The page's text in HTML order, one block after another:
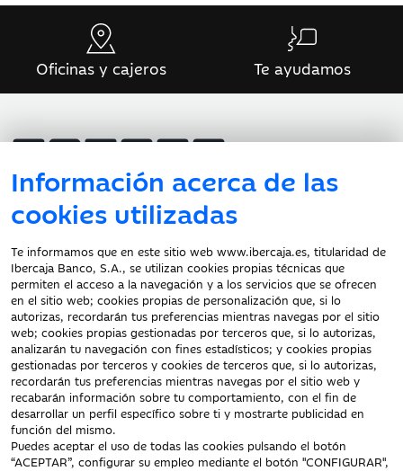
Información acerca de las
cookies utilizadas
Te informamos que en este sitio web www.ibercaja.es, titularidad de
Ibercaja Banco, S.A., se utilizan cookies propias técnicas que
permiten el acceso a la navegación y a los servicios que se ofrecen
en el sitio web; cookies propias de personalización que, si lo
autorizas, recordarán tus preferencias mientras navegas por el sitio
web; cookies propias gestionadas por terceros que, si lo autorizas,
analizarán tu navegación con fines estadísticos; y cookies propias
gestionadas por terceros y cookies de terceros que, si lo autorizas,
recordarán tus preferencias mientras navegas por el sitio web y
recabarán información sobre tu comportamiento, con el fin de
desarrollar un perfil específico sobre ti y mostrarte publicidad en
función del mismo.
Puedes aceptar el uso de todas las cookies pulsando el botón
“ACEPTAR”, configurar su empleo mediante el botón "CONFIGURAR",
Oficinas y cajeros Te ayudamos
Atención al cliente
Documentación a clientes
Aviso Legal
Protección datos
personales
Tarifas y Cotizaciones
Tablón de Anuncios
Política de cookies
Declaración de
accesibilidad